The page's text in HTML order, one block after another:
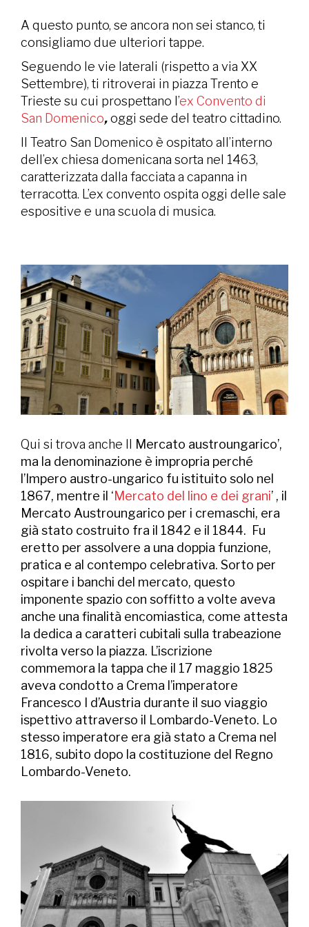
A questo punto, se ancora non sei stanco, ti
consigliamo due ulteriori tappe.
Seguendo le vie laterali (rispetto a via XX
Settembre), ti ritroverai in piazza Trento e
Trieste su cui prospettano l’ex Convento di
San Domenico,oggi sede del teatro cittadino.
Il Teatro San Domenico è ospitato all’interno
dell’ex chiesa domenicana sorta nel 1463,
caratterizzata dalla facciata a capanna in
terracotta. L’ex convento ospita oggi delle sale
espositive e una scuola di musica.
Qui si trova anche Il Mercato austroungarico’,
ma la denominazione è impropria perché
l’Impero austro-ungarico fu istituito solo nel
1867, mentre il ‘Mercato del lino e dei grani’ , il
Mercato Austroungarico per i cremaschi, era
già stato costruito fra il 1842 e il 1844. Fu
eretto per assolvere a una doppia funzione,
pratica e al contempo celebrativa. Sorto per
ospitare i banchi del mercato, questo
imponente spazio con soffitto a volte aveva
anche una finalità encomiastica, come attesta
la dedica a caratteri cubitali sulla trabeazione
rivolta verso la piazza. L’iscrizione
commemora la tappa che il 17 maggio 1825
aveva condotto a Crema l’imperatore
Francesco I d’Austria durante il suo viaggio
ispettivo attraverso il Lombardo-Veneto. Lo
stesso imperatore era già stato a Crema nel
1816, subito dopo la costituzione del Regno
Lombardo-Veneto.